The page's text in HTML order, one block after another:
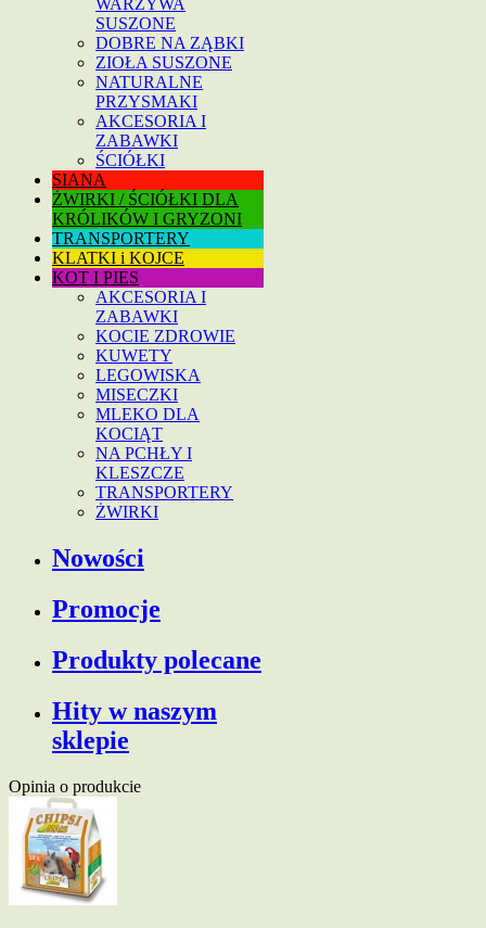
WARZYWA
SUSZONE
DOBRE NA ZĄBKI
ZIOŁA SUSZONE
NATURALNE
PRZYSMAKI
AKCESORIA I
ZABAWKI
ŚCIÓŁKI
SIANA
ŻWIRKI / ŚCIÓŁKI DLA
KRÓLIKÓW I GRYZONI
TRANSPORTERY
KLATKI i KOJCE
KOT I PIES
AKCESORIA I
ZABAWKI
KOCIE ZDROWIE
KUWETY
LEGOWISKA
MISECZKI
MLEKO DLA
KOCIĄT
NA PCHŁY I
KLESZCZE
TRANSPORTERY
ŻWIRKI
Nowości
Promocje
Produkty polecane
Hity w naszym
sklepie
Opinia o produkcie